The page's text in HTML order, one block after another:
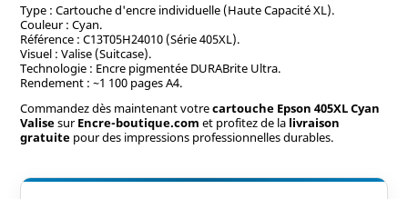
Type : Cartouche d'encre individuelle (Haute Capacité XL).
Couleur : Cyan.
Référence : C13T05H24010 (Série 405XL).
Visuel : Valise (Suitcase).
Technologie : Encre pigmentée DURABrite Ultra.
Rendement : ~1 100 pages A4.
Commandez dès maintenant votrecartouche Epson 405XL Cyan
ValisesurEncre-boutique.com et profitez de la livraison
gratuitepour des impressions professionnelles durables.